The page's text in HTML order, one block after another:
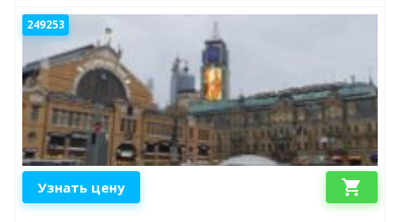
249253
Узнать цену shopping_cart